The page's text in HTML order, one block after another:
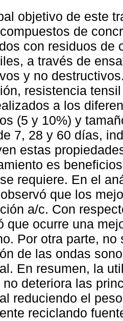
objetivo de este
de
con residuos de
a través de
y no
resistencia
a los
(5 y 10%) y
7, 28 y 60 días,
estas
es
requiere. En el
que los
a/c. Con
que ocurre una
Por otra parte,
de las ondas
En resumen, la
no deteriora las
reduciendo el
reciclando